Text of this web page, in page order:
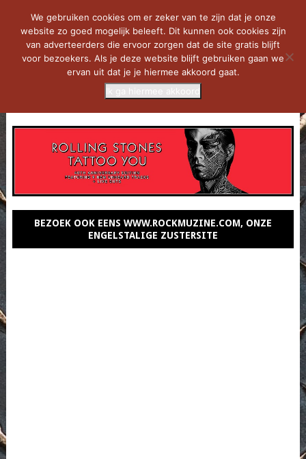
BEZOEK OOK EENS WWW.ROCKMUZINE.COM, ONZE
ENGELSTALIGE ZUSTERSITE
We gebruiken cookies om er zeker van te zijn dat je onze
website zo goed mogelijk beleeft. Dit kunnen ook cookies zijn
van adverteerders die ervoor zorgen dat de site gratis blijft
voor bezoekers. Als je deze website blijft gebruiken gaan we
ervan uit dat je je hiermee akkoord gaat.
Ik ga hiermee akkoord